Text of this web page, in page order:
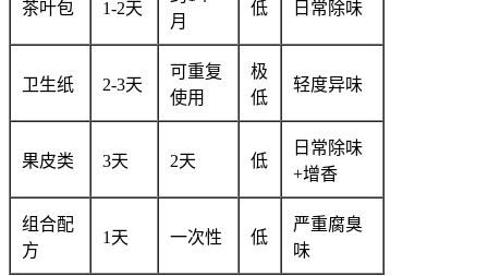
茶叶包 1-2天
月
低 日常除味
卫生纸 2-3天
可重复
使用
极
低
轻度异味
果皮类 3天 2天 低
日常除味
+增香
组合配
方
1天 一次性 低
严重腐臭
味